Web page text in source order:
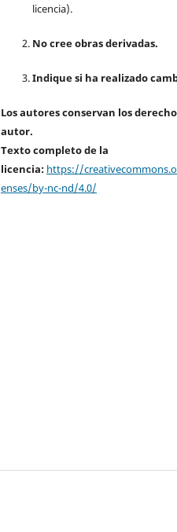
licencia).
No cree obras derivadas.
Indique si ha realizado
Los autores conservan los
autor.
Texto completo de la
licencia: https://
enses/by-nc-nd/4.0/